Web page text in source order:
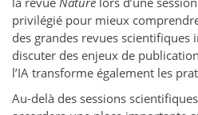
privilégié pour mieux
des grandes revues scientifiques
discuter des enjeux de
l’IA transforme également les
Au-delà des sessions